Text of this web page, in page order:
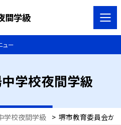
間学級
ュー
学校夜間学級
学校夜間学級 > 堺市教育委員会か